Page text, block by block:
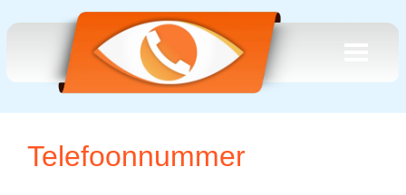
Telefoonnummer